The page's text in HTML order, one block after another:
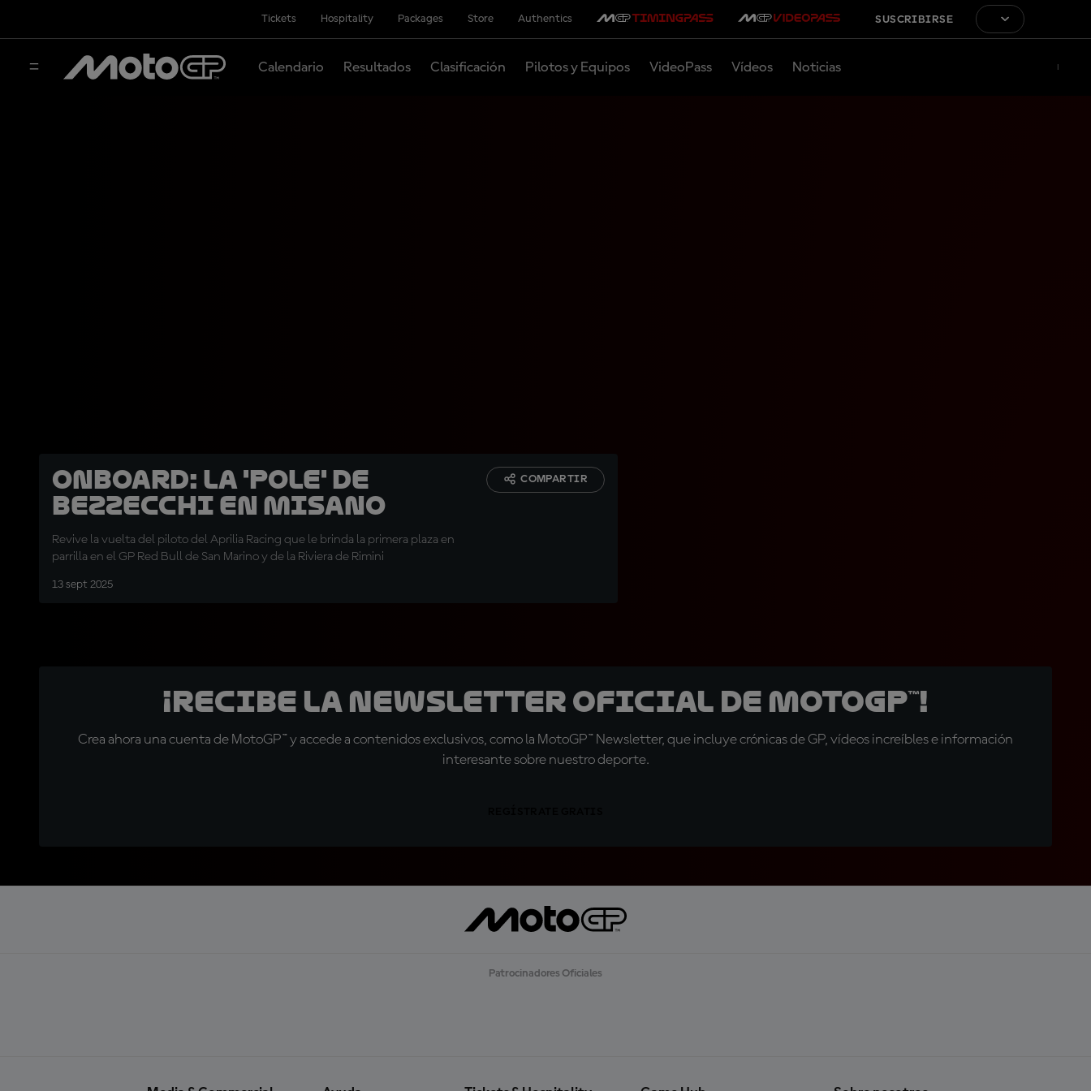
Tickets Hospitality Packages Store Authentics SUSCRIBIRSE
Calendario Resultados Clasificación Pilotos y Equipos VideoPass Vídeos Noticias
OnBoard: La 'pole' de
Bezzecchi en Misano
Revive la vuelta del piloto del Aprilia Racing que le brinda la primera plaza en
parrilla en el GP Red Bull de San Marino y de la Riviera de Rimini
13 sept 2025
COMPARTIR
¡Recibe la Newsletter oficial de MotoGP™!
Crea ahora una cuenta de MotoGP™ y accede a contenidos exclusivos, como la MotoGP™ Newsletter, que incluye crónicas de GP, vídeos increíbles e información
interesante sobre nuestro deporte.
Patrocinadores Oficiales